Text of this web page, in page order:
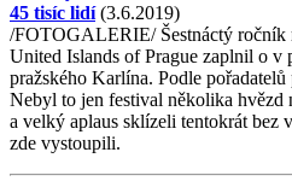
45 tisíc lidí(3.6.2019)
/FOTOGALERIE/ Šestnáctý ročník
United Islands of Prague zaplnil o v
pražského Karlína. Podle
Nebyl to jen festival několika hvězd
a velký aplaus sklízeli tentokrát
zde vystoupili.